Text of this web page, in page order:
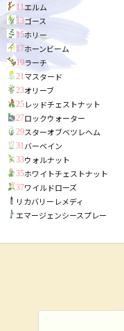
11エルム
13ゴース
15ホリー
17ホーンビーム
19ラーチ
21 マスタード
23オリーブ
25 レッドチェストナット
27ロックウォーター
29スターオブベツレヘム
31 バーベイン
33ウォルナット
35ホワイトチェストナット
37ワイルドローズ
リカバリーレメディ
エマージェンシースプレー